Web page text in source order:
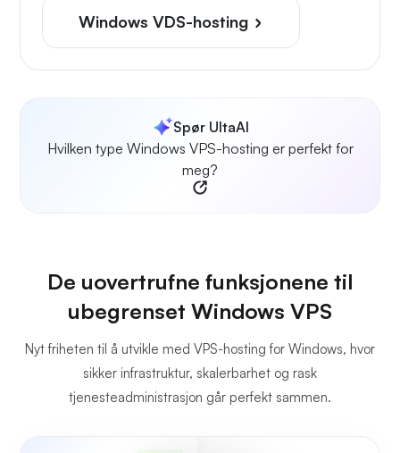
Windows VDS-hosting
Spør UltaAI
Hvilken type Windows VPS-hosting er perfekt for
meg?
De uovertrufne funksjonene til
ubegrenset Windows VPS
Nyt friheten til å utvikle med VPS-hosting for Windows, hvor
sikker infrastruktur, skalerbarhet og rask
tjenesteadministrasjon går perfekt sammen.